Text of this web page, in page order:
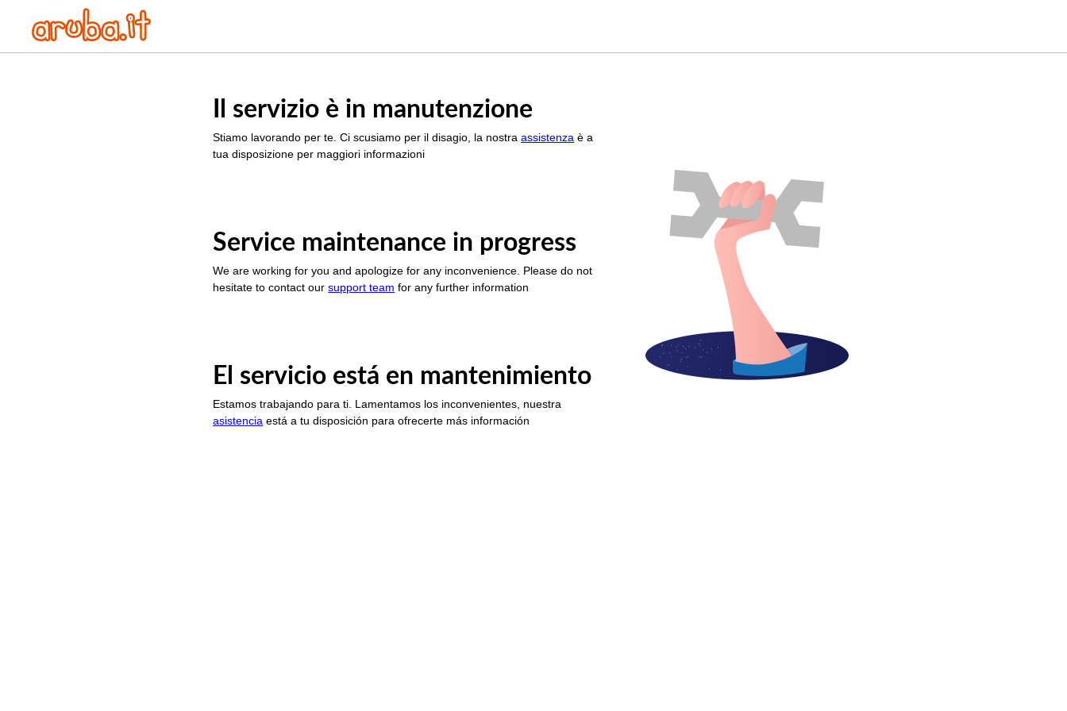
Il servizio è in manutenzione
Stiamo lavorando per te. Ci scusiamo per il disagio, la nostraassistenza è a
tua disposizione per maggiori informazioni
Service maintenance in progress
We are working for you and apologize for any inconvenience. Please do not
hesitate to contact oursupport team for any further information
El servicio está en mantenimiento
Estamos trabajando para ti. Lamentamos los inconvenientes, nuestra
asistencia está a tu disposición para ofrecerte más información